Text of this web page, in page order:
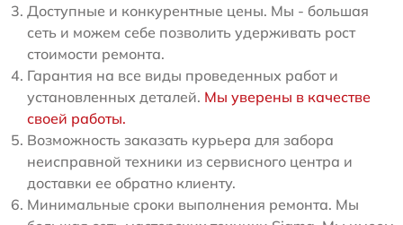
Доступные и конкурентные цены. Мы - большая
сеть и можем себе позволить удерживать рост
стоимости ремонта.
Гарантия на все виды проведенных работ и
установленных деталей. Мы уверены в качестве
своей работы.
Возможность заказать курьера для забора
неисправной техники из сервисного центра и
доставки ее обратно клиенту.
Минимальные сроки выполнения ремонта. Мы